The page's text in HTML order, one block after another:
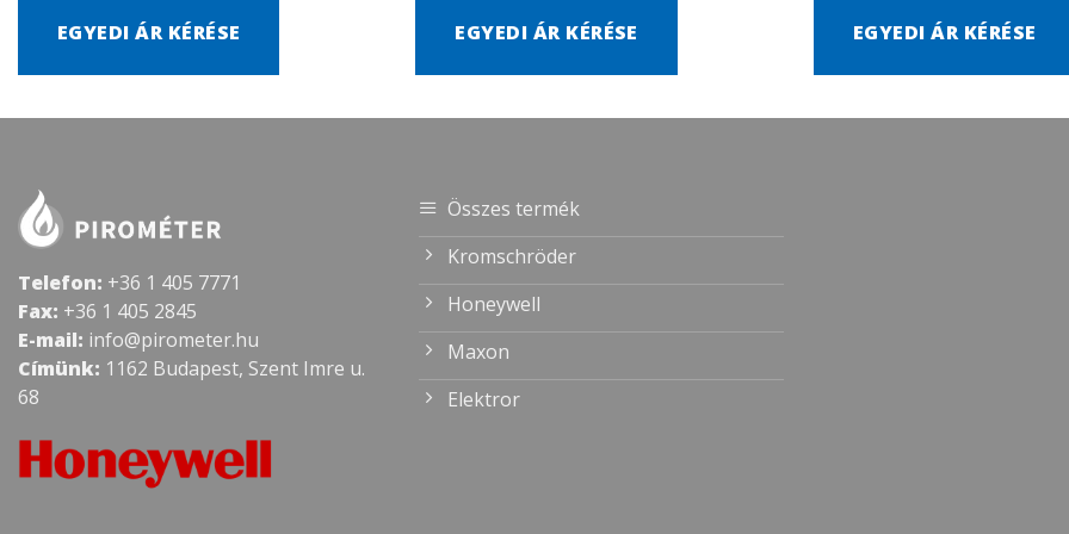
EGYEDI ÁR KÉRÉSE EGYEDI ÁR KÉRÉSE EGYEDI ÁR KÉRÉSE
Telefon: +36 1 405 7771
Fax: +36 1 405 2845
E-mail: info@pirometer.hu
Címünk: 1162 Budapest, Szent Imre u.
68
Összes termék
Kromschröder
Honeywell
Maxon
Elektror